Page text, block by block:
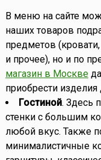
В меню на сайте
наших товаров
предметов
и прочее), но и по
магазин в Москве
приобрести изделия
Гостиной. Здесь
стенки с большим
любой вкус. Также
минималистичные